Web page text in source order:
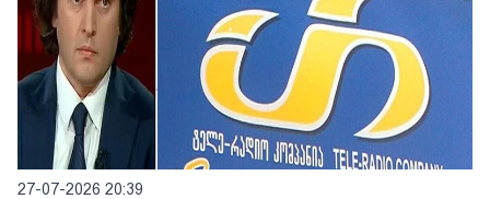
27-07-2026 20:39